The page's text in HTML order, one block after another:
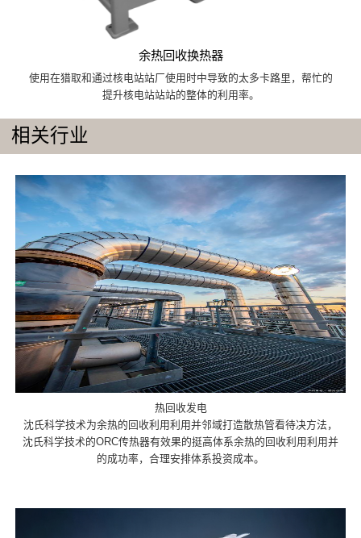
余热回收换热器
使用在猎取和通过核电站站厂使用时中导致的太多卡路里，帮忙的
提升核电站站站的整体的利用率。
相关行业
热回收发电
沈氏科学技术为余热的回收利用利用并邻域打造散热管看待决方法，
沈氏科学技术的ORC传热器有效果的挺高体系余热的回收利用利用并
的成功率，合理安排体系投资成本。